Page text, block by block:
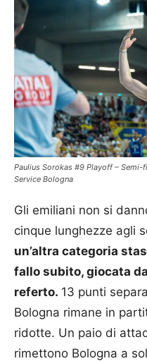
Paulius Sorokas #9 Playoff – Semi-
Service Bologna
Gli emiliani non si
cinque lunghezze agli
un’altra categoria
fallo subito, giocata
referto. 13 punti
Bologna rimane in
ridotte. Un paio di
rimettono Bologna a